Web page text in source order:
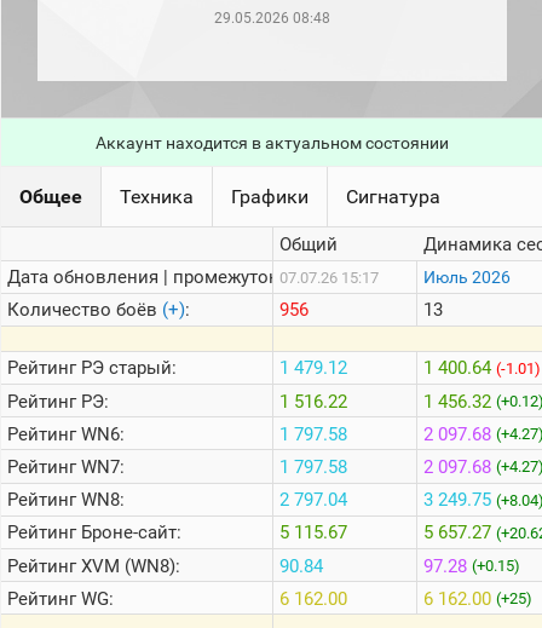
месяц)
(за
последние
сессии)
Топ
1000
Кланы
стримеров
Информация
Онлайн
Цветовая
шкала
Теlegram
29.05.2026 08:48
Аккаунт находится в актуальном состоянии
Общее Техника Графики Сигнатура
Дата обновления | промежуток:
Количество боёв (+):
РейтингРЭ старый:
РейтингРЭ:
РейтингWN6:
РейтингWN7:
РейтингWN8:
РейтингБроне-сайт:
РейтингXVM (WN8):
РейтингWG:
Общий
07.07.26 15:17
956
1 479.12
1 516.22
1 797.58
1 797.58
2 797.04
5 115.67
90.84
6 162.00
Динамика
Июль 2026
13
1 400.64 (-1.01)
1 456.32
2 097.68
2 097.68
3 249.75
5 657.27
97.28 (+0.15)
6 162.00 (+25)